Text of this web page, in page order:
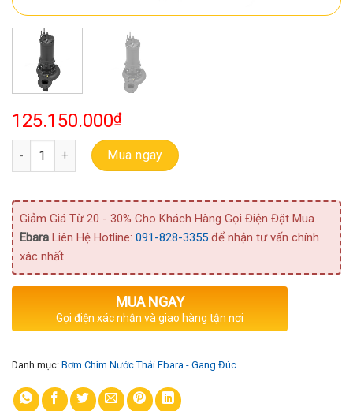
125.150.000₫
Bơm Chìm Thải Ebara 100 DML 5 22 (LL100) số lượng
Mua ngay
Giảm Giá Từ 20 - 30% Cho Khách Hàng Gọi Điện Đặt Mua.
Ebara Liên Hệ Hotline: 091-828-3355 để nhận tư vấn chính
xác nhất
MUA NGAY
Gọi điện xác nhận và giao hàng tận nơi
Danh mục: Bơm Chìm Nước Thải Ebara - Gang Đúc